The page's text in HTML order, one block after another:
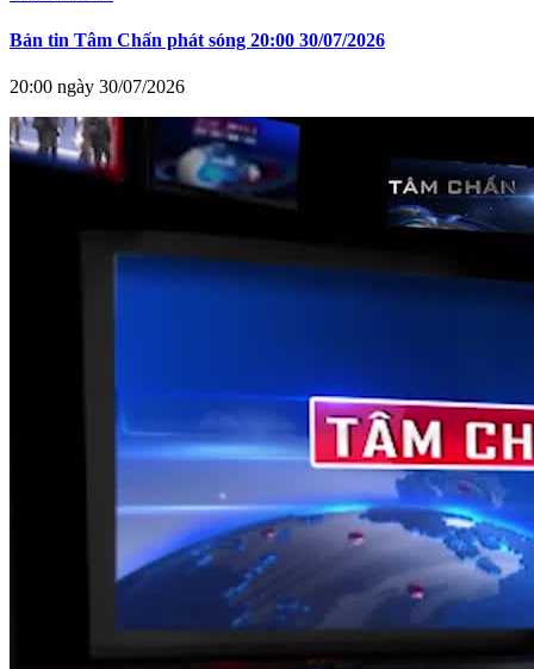
Bản tin Tâm Chấn phát sóng 20:00 30/07/2026
20:00 ngày 30/07/2026